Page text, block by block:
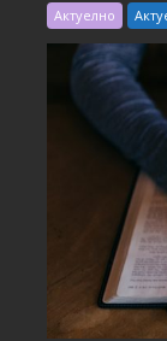
Актуелно